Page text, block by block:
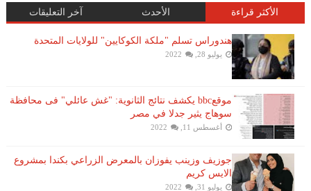
الأكثر قراءة الأحدث آخر التعليقات
هندوراس تسلم "ملكة الكوكايين" للولايات المتحدة
يوليو 28, 2022
موقعbbc يكشف نتائج الثانوية: "غش عائلي" فى محافظة
سوهاج يثير جدلا في مصر
أغسطس 11, 2022
جوزيف وزينب يفوزان بالمعرض الزراعي بكندا بمشروع
الايس كريم
يوليو 31, 2022